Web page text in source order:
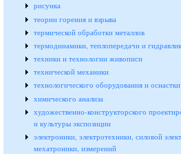
рисунка
теории горения и взрыва
термической обработки металлов
термодинамики, теплопередачи и
техники и технологии живописи
технической механики
технологического оборудования и оснастки
химического анализа
художественно-конструкторского
и культуры экспозиции
электроники, электротехники, силовой
мехатроники, измерений